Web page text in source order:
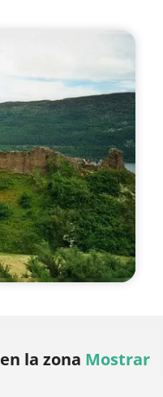
en la zona Mostrar